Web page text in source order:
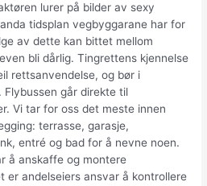
lurer på bilder av sexy
tidsplan vegbyggarane har for
av dette kan bittet mellom
bli dårlig. Tingrettens kjennelse
rettsanvendelse, og bør i
går direkte til
Vi tar for oss det meste innen
terrasse, garasje,
entré og bad for å nevne noen.
å anskaffe og montere
er andelseiers ansvar å kontrollere